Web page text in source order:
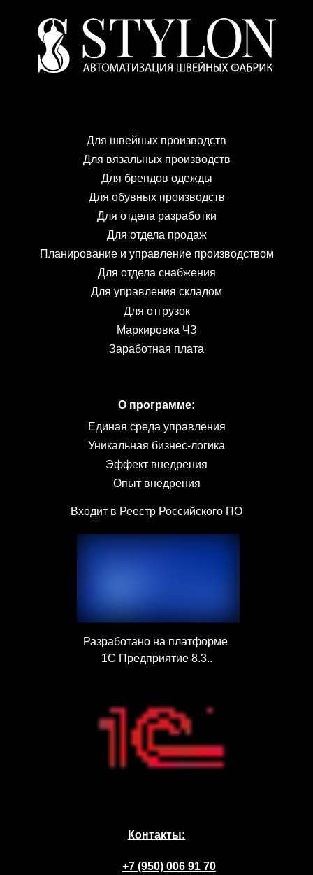
Для швейных производств
Для вязальных производств
Для брендов одежды
Для обувных производств
Для отдела разработки
Для отдела продаж
Планирование и управление производством
Для отдела снабжения
Для управления складом
Для отгрузок
Маркировка ЧЗ
Заработная плата
О программе:
Единая среда управления
Уникальная бизнес-логика
Эффект внедрения
Опыт внедрения
Входит в Реестр Российского ПО
Разработано на платформе
1С Предприятие 8.3..
Контакты:
+7 (950) 006 91 70